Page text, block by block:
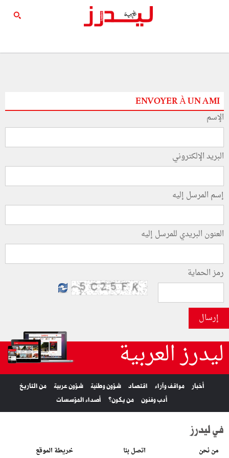
ENVOYER À UN AMI
الإسم
البريد الإلكتروني
إسم المرسل إليه
العنون البريدي للمرسل إليه
رمز الحماية
إرسال
ليدرز العربية
أخبار مواقف وآراء اقتصاد شؤون وطنية شؤون عربية
من التاريخ
أدب وفنون
من يكون؟ أصداء المؤسسات
في ليدرز
من نحن اتصل بنا خريطة الموقع